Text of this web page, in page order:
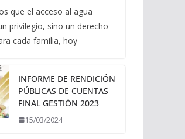
que el acceso al agua
privilegio, sino un derecho
cada familia, hoy
INFORME DE RENDICIÓN
PÚBLICAS DE CUENTAS
FINAL GESTIÓN 2023
15/03/2024